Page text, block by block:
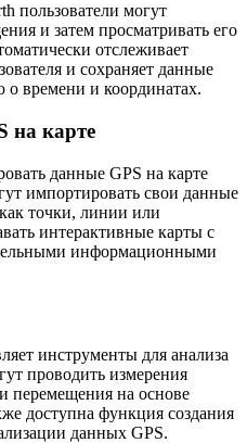
пользователи могут
и затем просматривать его
отслеживает
и сохраняет данные
времени и координатах.
на карте
данные GPS на карте
импортировать свои данные
точки, линии или
интерактивные карты с
информационными
инструменты для анализа
проводить измерения
перемещения на основе
доступна функция создания
данных GPS.